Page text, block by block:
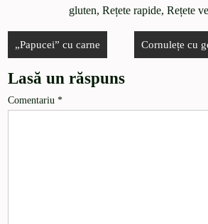
gluten, Rețete rapide, Rețete
„Papucei” cu carne Cornulețe cu
Lasă un răspuns
Comentariu*